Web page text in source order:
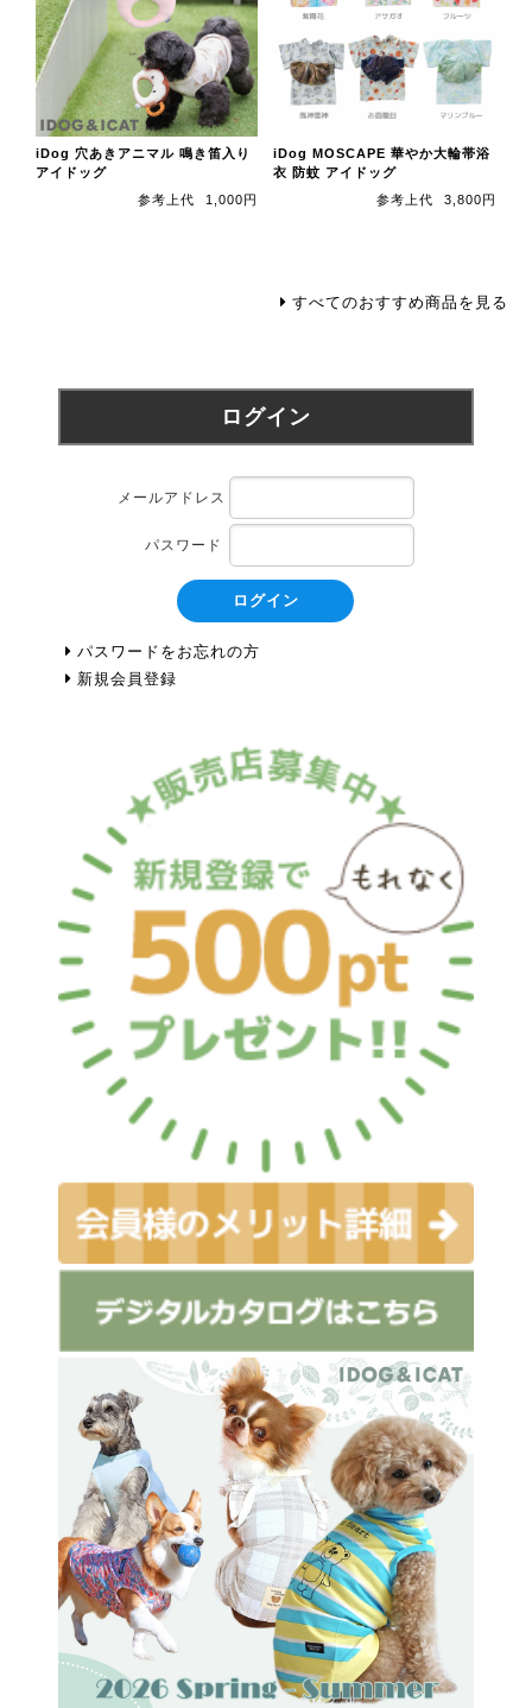
iDog 穴あきアニマル 鳴き笛入り
アイドッグ
参考上代
1,000円
iDog MOSCAPE 華やか大輪帯浴
衣 防蚊 アイドッグ
参考上代
3,800円
すべてのおすすめ商品を見る
ログイン
メールアドレス
パスワード
ログイン
パスワードをお忘れの方
新規会員登録